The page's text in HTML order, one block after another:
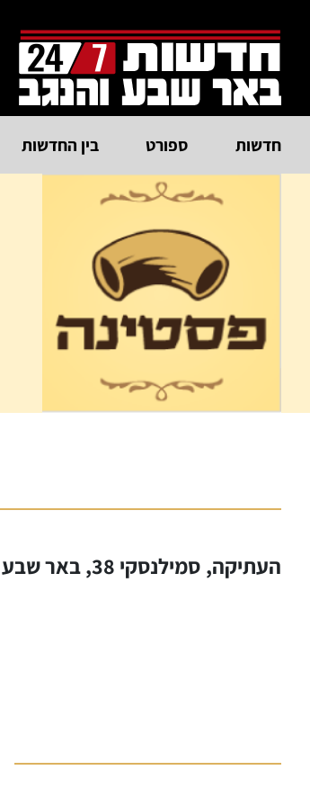
חדשות ספורט בין החדשות
העתיקה, סמילנסקי 38, באר שבע | טלפון: